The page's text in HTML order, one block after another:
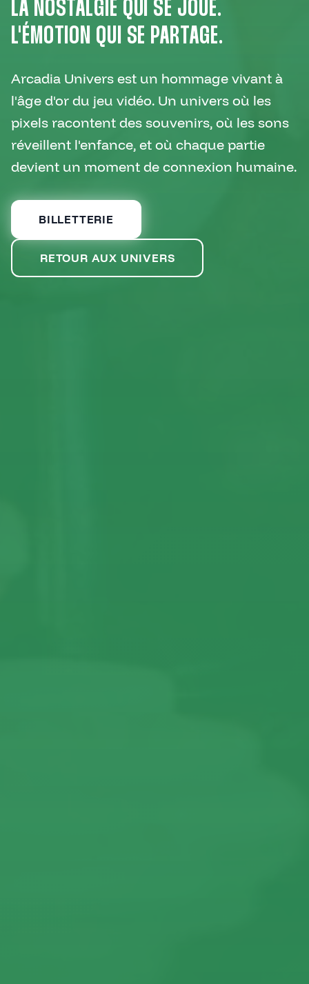
XP ARCADIA —
LA NOSTALGIE QUI SE JOUE.
L'ÉMOTION QUI SE PARTAGE.
Arcadia Univers est un hommage vivant à
l'âge d'or du jeu vidéo. Un univers où les
pixels racontent des souvenirs, où les sons
réveillent l'enfance, et où chaque partie
devient un moment de connexion humaine.
BILLETTERIE
RETOUR AUX UNIVERS